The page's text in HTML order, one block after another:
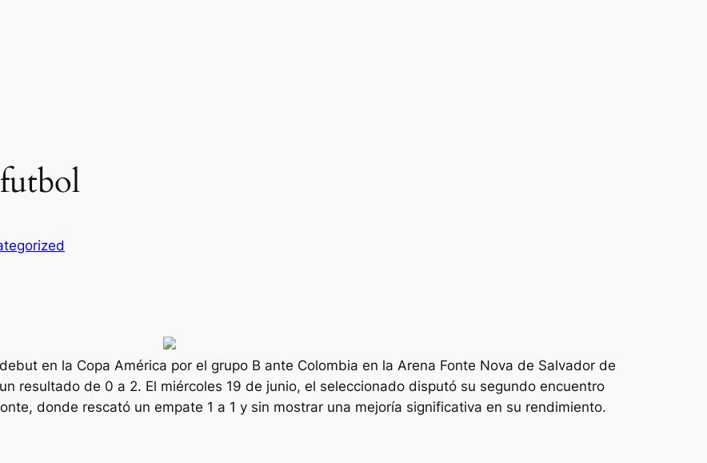
en la Copa América por el grupo B ante Colombia en la Arena Fonte Nova de Salvador de
resultado de 0 a 2. El miércoles 19 de junio, el seleccionado disputó su segundo encuentro
donde rescató un empate 1 a 1 y sin mostrar una mejoría significativa en su rendimiento.